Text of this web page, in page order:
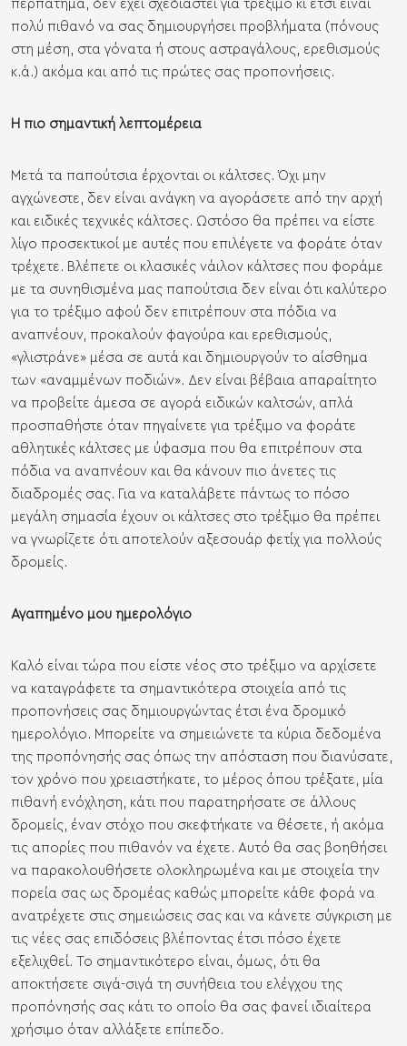
περπάτημα, δεν έχει σχεδιαστεί για τρέξιμο κι έτσι είναι
πολύ πιθανό να σας δημιουργήσει προβλήματα (πόνους
στη μέση, στα γόνατα ή στους αστραγάλους, ερεθισμούς
κ.ά.) ακόμα και από τις πρώτες σας προπονήσεις.
Η πιο σημαντική λεπτομέρεια
Μετά τα παπούτσια έρχονται οι κάλτσες. Όχι μην
αγχώνεστε, δεν είναι ανάγκη να αγοράσετε από την αρχή
και ειδικές τεχνικές κάλτσες. Ωστόσο θα πρέπει να είστε
λίγο προσεκτικοί με αυτές που επιλέγετε να φοράτε όταν
τρέχετε. Βλέπετε οι κλασικές νάιλον κάλτσες που φοράμε
με τα συνηθισμένα μας παπούτσια δεν είναι ότι καλύτερο
για το τρέξιμο αφού δεν επιτρέπουν στα πόδια να
αναπνέουν, προκαλούν φαγούρα και ερεθισμούς,
«γλιστράνε» μέσα σε αυτά και δημιουργούν το αίσθημα
των «αναμμένων ποδιών». Δεν είναι βέβαια απαραίτητο
να προβείτε άμεσα σε αγορά ειδικών καλτσών, απλά
προσπαθήστε όταν πηγαίνετε για τρέξιμο να φοράτε
αθλητικές κάλτσες με ύφασμα που θα επιτρέπουν στα
πόδια να αναπνέουν και θα κάνουν πιο άνετες τις
διαδρομές σας. Για να καταλάβετε πάντως το πόσο
μεγάλη σημασία έχουν οι κάλτσες στο τρέξιμο θα πρέπει
να γνωρίζετε ότι αποτελούν αξεσουάρ φετίχ για πολλούς
δρομείς.
Αγαπημένο μου ημερολόγιο
Καλό είναι τώρα που είστε νέος στο τρέξιμο να αρχίσετε
να καταγράφετε τα σημαντικότερα στοιχεία από τις
προπονήσεις σας δημιουργώντας έτσι ένα δρομικό
ημερολόγιο. Μπορείτε να σημειώνετε τα κύρια δεδομένα
της προπόνησής σας όπως την απόσταση που διανύσατε,
τον χρόνο που χρειαστήκατε, το μέρος όπου τρέξατε, μία
πιθανή ενόχληση, κάτι που παρατηρήσατε σε άλλους
δρομείς, έναν στόχο που σκεφτήκατε να θέσετε, ή ακόμα
τις απορίες που πιθανόν να έχετε. Αυτό θα σας βοηθήσει
να παρακολουθήσετε ολοκληρωμένα και με στοιχεία την
πορεία σας ως δρομέας καθώς μπορείτε κάθε φορά να
ανατρέχετε στις σημειώσεις σας και να κάνετε σύγκριση με
τις νέες σας επιδόσεις βλέποντας έτσι πόσο έχετε
εξελιχθεί. Το σημαντικότερο είναι, όμως, ότι θα
αποκτήσετε σιγά-σιγά τη συνήθεια του ελέγχου της
προπόνησής σας κάτι το οποίο θα σας φανεί ιδιαίτερα
χρήσιμο όταν αλλάξετε επίπεδο.